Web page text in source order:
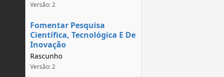
Versão: 2
Fomentar Pesquisa
Científica, Tecnológica E De
Inovação
Rascunho
Versão: 2